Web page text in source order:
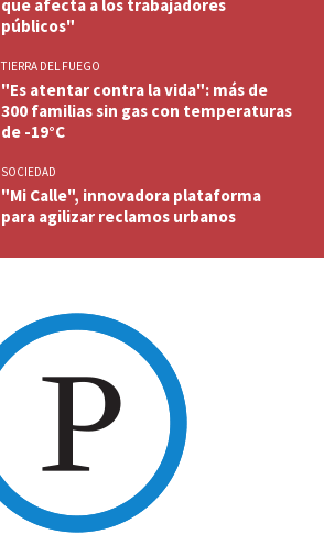
que afecta a los trabajadores
públicos"
TIERRA DEL FUEGO
"Es atentar contra la vida": más de
300 familias sin gas con temperaturas
de -19°C
SOCIEDAD
"Mi Calle", innovadora plataforma
para agilizar reclamos urbanos